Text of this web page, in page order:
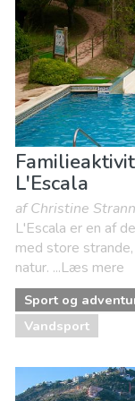
L'Escala
af Christine
L'Escala er en af
med store
natur. ...Læs mere
Sport og
Vandsport